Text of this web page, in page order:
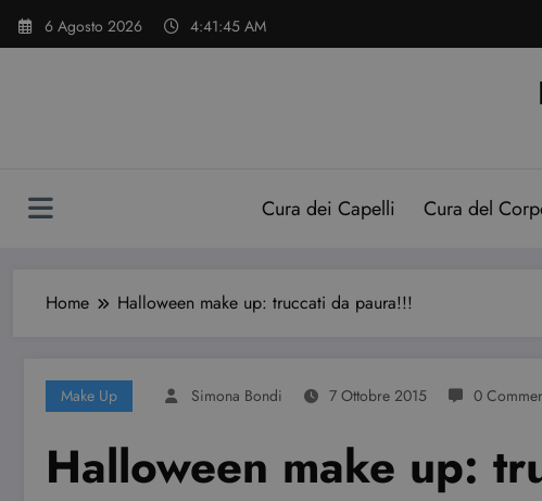
6 Agosto 2026 4:41:46 AM
Cura dei Capelli Cura del
Home Halloween make up: truccati da paura!!!
Make Up Simona Bondi 7 Ottobre 2015 0
Halloween make up: